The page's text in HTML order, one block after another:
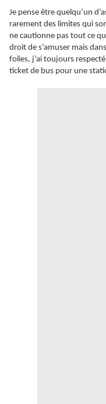
Je pense être quelqu’un
rarement des limites qui
ne cautionne pas tout ce
droit de s’amuser mais
folies, j’ai toujours
ticket de bus pour une